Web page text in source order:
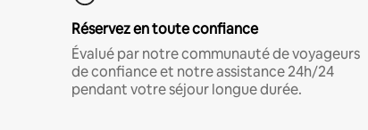
Réservez en toute confiance
Évalué par notre communauté de voyageurs
de confiance et notre assistance 24h/24
pendant votre séjour longue durée.